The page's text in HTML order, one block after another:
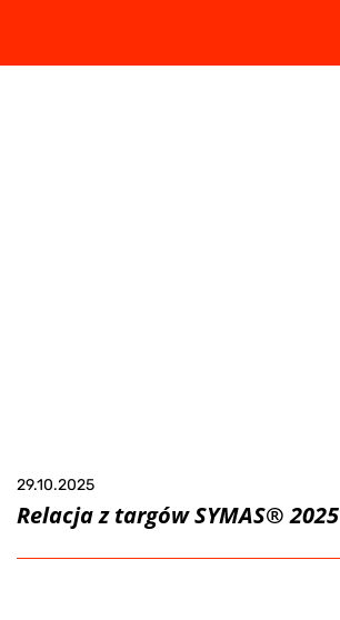
29.10.2025
Relacja z targów SYMAS® 2025